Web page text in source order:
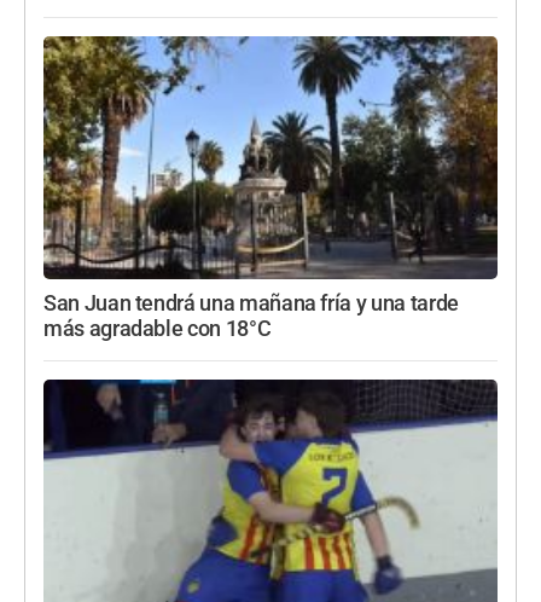
San Juan tendrá una mañana fría y una tarde
más agradable con 18°C